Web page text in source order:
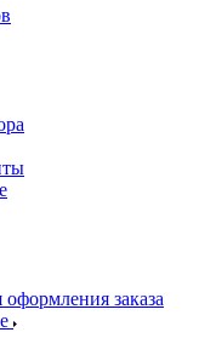
заказа